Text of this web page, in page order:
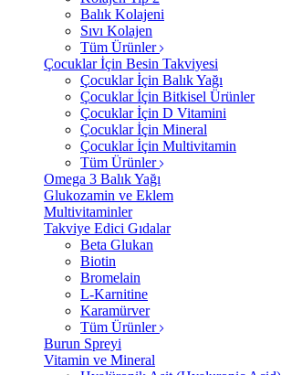
Balık Kolajeni
Sıvı Kolajen
Tüm Ürünler
Çocuklar İçin Besin Takviyesi
Çocuklar İçin Balık Yağı
Çocuklar İçin Bitkisel Ürünler
Çocuklar İçin D Vitamini
Çocuklar İçin Mineral
Çocuklar İçin Multivitamin
Tüm Ürünler
Omega 3 Balık Yağı
Glukozamin ve Eklem
Multivitaminler
Takviye Edici Gıdalar
Beta Glukan
Biotin
Bromelain
L-Karnitine
Karamürver
Tüm Ürünler
Burun Spreyi
Vitamin ve Mineral